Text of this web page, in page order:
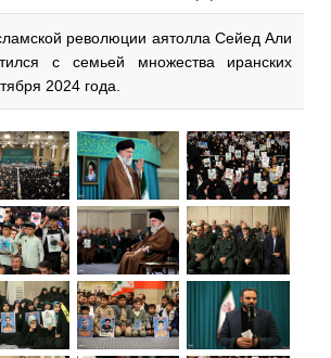
революции аятолла Сейед Али
с семьей множества иранских
2024 года.